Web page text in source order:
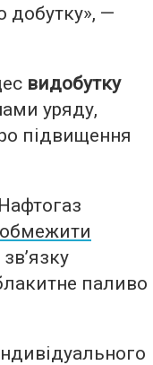
добутку», —
видобутку
уряду,
підвищення
обмежити
зв’язку
паливо